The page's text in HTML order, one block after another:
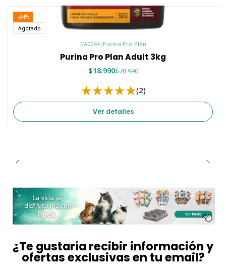
-34%
Agotado
CA0044| Purina Pro Plan
Purina Pro Plan Adult 3kg
$18.990$28.990
(2)
Ver detalles
¿Te gustaría recibir información y
ofertas exclusivas en tu email?